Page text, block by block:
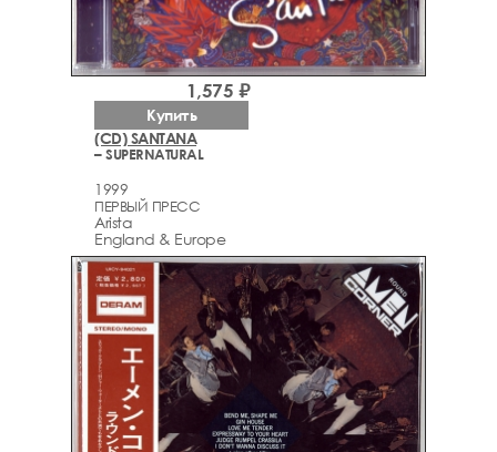
(CD) SANTANA
– SUPERNATURAL
1999
ПЕРВЫЙ ПРЕСС
Arista
England & Europe
1,575 ₽
Купить